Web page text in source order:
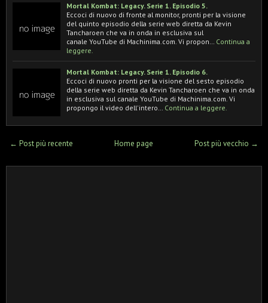
Mortal Kombat: Legacy. Serie 1. Episodio 5.
Eccoci di nuovo di fronte al monitor, pronti per la visione
del quinto episodio della serie web diretta da Kevin
Tancharoen che va in onda in esclusiva sul
canale YouTube di Machinima.com. Vi propon…
Continua a
leggere.
Mortal Kombat: Legacy. Serie 1. Episodio 6.
Eccoci di nuovo pronti per la visione del sesto episodio
della serie web diretta da Kevin Tancharoen che va in onda
in esclusiva sul canale YouTube di Machinima.com. Vi
propongo il video dell'intero…
Continua a leggere.
← Post più recente Post più vecchio →
Home page